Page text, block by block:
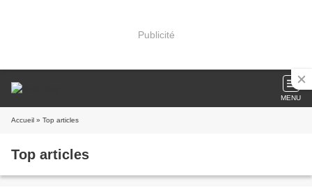
Publicité
MENU
Accueil » Top articles
Top articles